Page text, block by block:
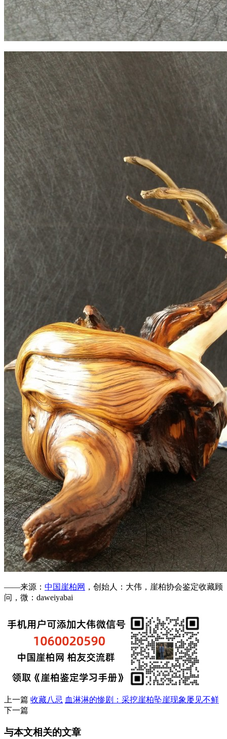
——来源： 中国崖柏网 ，创始人：大伟，崖柏协会鉴定收藏顾
问，微：daweiyabai
上一篇 收藏八忌 血淋淋的惨剧：采挖崖柏坠崖现象屡见不鲜
下一篇
与本文相关的文章